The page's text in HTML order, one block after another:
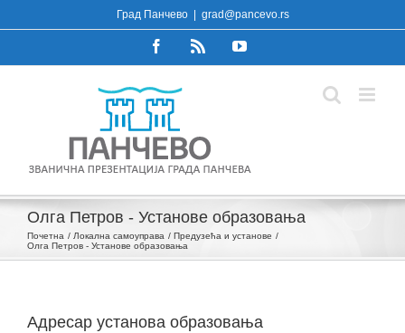
to
Град Панчево grad@pancevo.rs
FacebookRss YouTube
Олга Петров - Установе образовања
Почетна Локална самоуправа
Предузећа и установе
Олга Петров - Установе образовања
Адресар установа образовања